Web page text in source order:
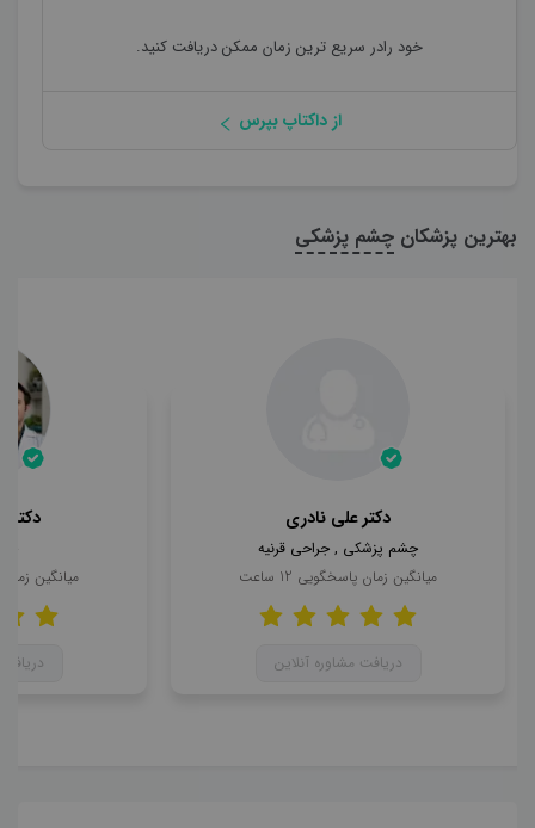
خود رادر سریع ترین زمان ممکن دریافت کنید.
از داکتاپ بپرس
بهترین پزشکان چشم پزشکی
دکتر علی نادری
چشم پزشکی , جراحی قرنیه
میانگین زمان پاسخگویی 12 ساعت
دریافت مشاوره آنلاین
دکتر
میانگین